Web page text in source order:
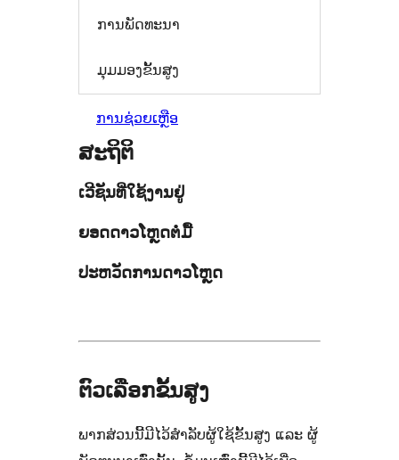
ການພັດທະນາ
ມຸມມອງຂັ້ນສູງ
ການຊ່ວຍເຫຼືອ
ສະຖິຕິ
ເວີຊັນທີ່ໃຊ້ງານຢູ່
ຍອດດາວໂຫຼດຕໍ່ມື້
ປະຫວັດການດາວໂຫຼດ
ຕົວເລືອກຂັ້ນສູງ
ພາກສ່ວນນີ້ມີໄວ້ສຳລັບຜູ້ໃຊ້ຂັ້ນສູງ ແລະ ຜູ້